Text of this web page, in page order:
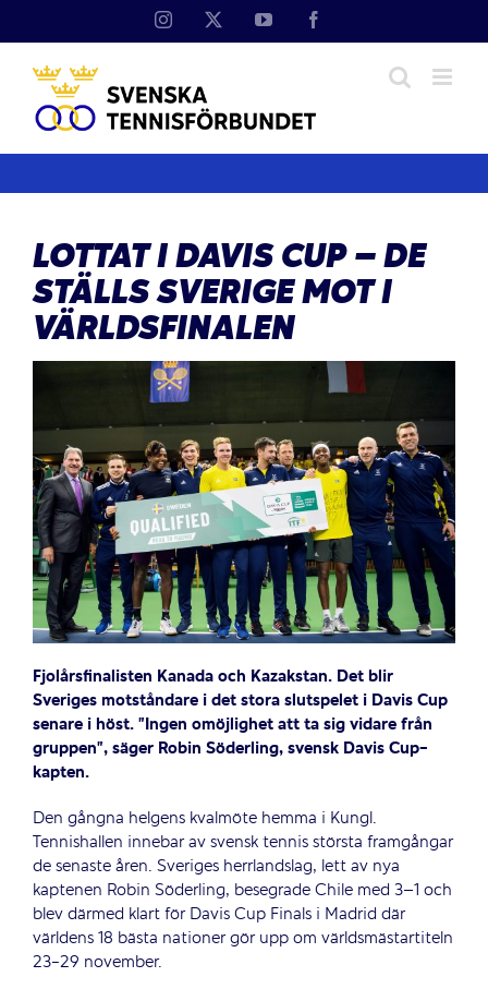
Instagram YouTube
LOTTAT I DAVIS CUP – DE
STÄLLS SVERIGE MOT I
VÄRLDSFINALEN
Fjolårsfinalisten Kanada och Kazakstan. Det blir
Sveriges motståndare i det stora slutspelet i Davis Cup
senare i höst. ”Ingen omöjlighet att ta sig vidare från
gruppen”, säger Robin Söderling, svensk Davis Cup-
kapten.
Den gångna helgens kvalmöte hemma i Kungl.
Tennishallen innebar av svensk tennis största framgångar
de senaste åren. Sveriges herrlandslag, lett av nya
kaptenen Robin Söderling, besegrade Chile med 3–1 och
blev därmed klart för Davis Cup Finals i Madrid där
världens 18 bästa nationer gör upp om världsmästartiteln
23-29 november.